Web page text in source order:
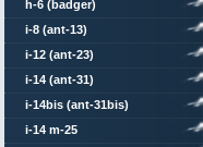
h-6 (badger)
i-8 (ant-13)
i-12 (ant-23)
i-14 (ant-31)
i-14bis (ant-31bis)
i-14 m-25